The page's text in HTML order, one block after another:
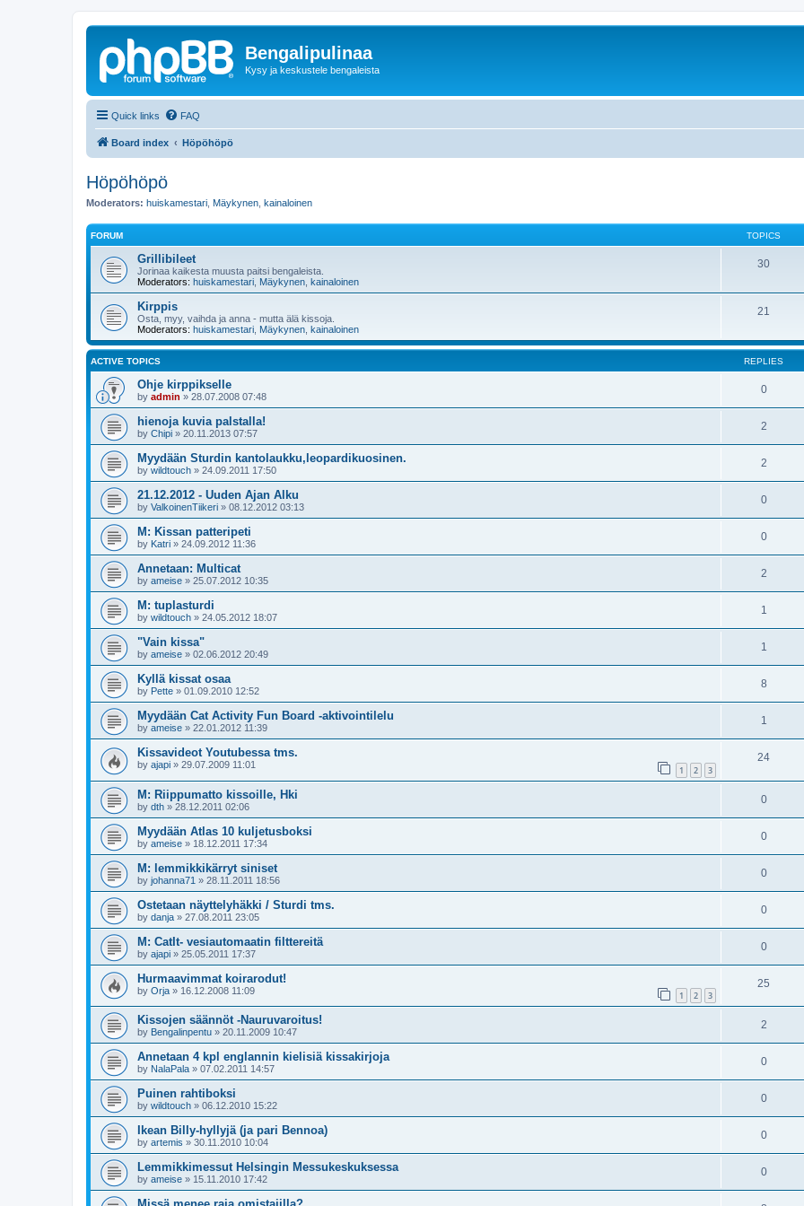
Bengalipulinaa
Kysy ja keskustele bengaleista
Quick links FAQ
Board index Höpöhöpö
Höpöhöpö
Moderators: huiskamestari Mäykynen kainaloinen
FORUM TOPICS
Grillibileet
Jorinaa kaikesta muusta paitsi bengaleista.
Moderators: huiskamestari Mäykynen kainaloinen
30
Kirppis
Osta, myy, vaihda ja anna - mutta älä kissoja.
Moderators: huiskamestari Mäykynen kainaloinen
21
ACTIVE TOPICS REPLIES
Ohje kirppikselle
by admin » 28.07.2008 07:48
0
hienoja kuvia palstalla!
by Chipi » 20.11.2013 07:57
2
Myydään Sturdin kantolaukku,leopardikuosinen.
by wildtouch » 24.09.2011 17:50
2
21.12.2012 - Uuden Ajan Alku
by ValkoinenTiikeri » 08.12.2012 03:13
0
M: Kissan patteripeti
by Katri » 24.09.2012 11:36
0
Annetaan: Multicat
by ameise » 25.07.2012 10:35
2
M: tuplasturdi
by wildtouch » 24.05.2012 18:07
1
"Vain kissa"
by ameise » 02.06.2012 20:49
1
Kyllä kissat osaa
by Pette » 01.09.2010 12:52
8
Myydään Cat Activity Fun Board -aktivointilelu
by ameise » 22.01.2012 11:39
1
Kissavideot Youtubessa tms.
by ajapi » 29.07.2009 11:01 1 2 3
24
M: Riippumatto kissoille, Hki
by dth » 28.12.2011 02:06
0
Myydään Atlas 10 kuljetusboksi
by ameise » 18.12.2011 17:34
0
M: lemmikkikärryt siniset
by johanna71 » 28.11.2011 18:56
0
Ostetaan näyttelyhäkki / Sturdi tms.
by danja » 27.08.2011 23:05
0
M: CatIt- vesiautomaatin filttereitä
by ajapi » 25.05.2011 17:37
0
Hurmaavimmat koirarodut!
by Orja » 16.12.2008 11:09 1 2 3
25
Kissojen säännöt -Nauruvaroitus!
by Bengalinpentu » 20.11.2009 10:47
2
Annetaan 4 kpl englannin kielisiä kissakirjoja
by NalaPala » 07.02.2011 14:57
0
Puinen rahtiboksi
by wildtouch » 06.12.2010 15:22
0
Ikean Billy-hyllyjä (ja pari Bennoa)
by artemis » 30.11.2010 10:04
0
Lemmikkimessut Helsingin Messukeskuksessa
by ameise » 15.11.2010 17:42
0